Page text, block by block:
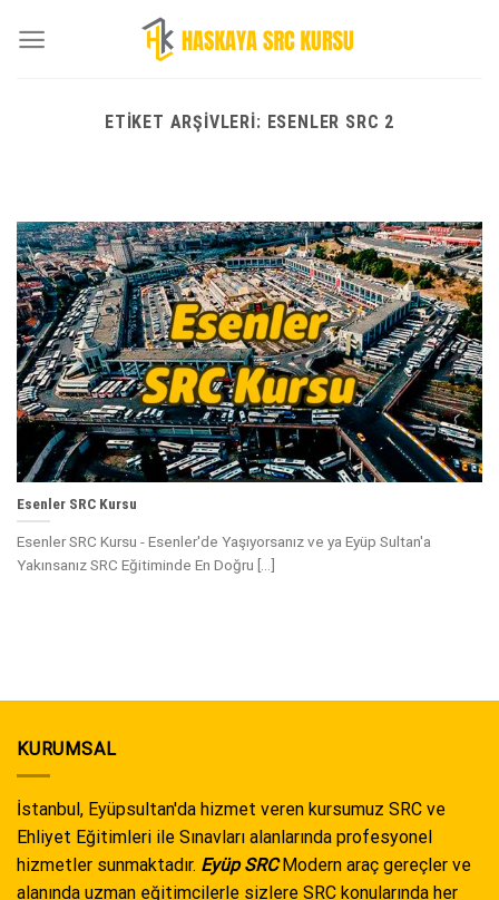
ETIKET ARŞIVLERI: ESENLER SRC 2
Esenler SRC Kursu
Esenler SRC Kursu - Esenler'de Yaşıyorsanız ve ya Eyüp Sultan'a
Yakınsanız SRC Eğitiminde En Doğru [...]
KURUMSAL
İstanbul, Eyüpsultan'da hizmet veren kursumuz SRC ve
Ehliyet Eğitimleri ile Sınavları alanlarında profesyonel
hizmetler sunmaktadır. Eyüp SRCModern araç gereçler ve
alanında uzman eğitimcilerle sizlere SRC konularında her